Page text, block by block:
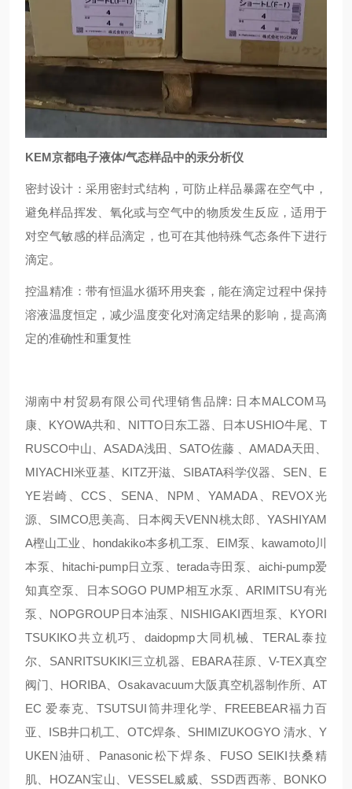
KEM京都电子液体/气态样品中的汞分析仪
密封设计：采用密封式结构，可防止样品暴露在空气中，
避免样品挥发、氧化或与空气中的物质发生反应，适用于
对空气敏感的样品滴定，也可在其他特殊气态条件下进行
滴定。
控温精准：带有恒温水循环用夹套，能在滴定过程中保持
溶液温度恒定，减少温度变化对滴定结果的影响，提高滴
定的准确性和重复性
湖南中村贸易有限公司代理销售品牌: 日本MALCOM马
康、KYOWA共和、NITTO日东工器、日本USHIO牛尾、T
RUSCO中山、ASADA浅田、SATO佐藤 、AMADA天田、
MIYACHI米亚基、KITZ开滋、SIBATA科学仪器、SEN、E
YE岩崎、CCS、SENA、NPM、YAMADA、REVOX光
源、SIMCO思美高、日本阀天VENN桃太郎、YASHIYAM
A樫山工业、hondakiko本多机工泵、EIM泵、kawamoto川
本泵、hitachi-pump日立泵、terada寺田泵、aichi-pump爱
知真空泵、日本SOGO PUMP相互水泵、ARIMITSU有光
泵、NOPGROUP日本油泵、NISHIGAKI西坦泵、KYORI
TSUKIKO共立机巧、daidopmp大同机械、TERAL泰拉
尔、SANRITSUKIKI三立机器、EBARA荏原、V-TEX真空
阀门、HORIBA、Osakavacuum大阪真空机器制作所、AT
EC 爱泰克、TSUTSUI筒井理化学、FREEBEAR福力百
亚、ISB井口机工、OTC焊条、SHIMIZUKOGYO 清水、Y
UKEN油研、Panasonic松下焊条、FUSO SEIKI扶桑精
肌、HOZAN宝山、VESSEL威威、SSD西西蒂、BONKO